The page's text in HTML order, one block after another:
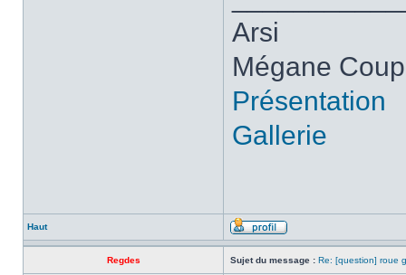
Arsi
Mégane
Présentation
Gallerie
Haut
Regdes Sujet du message : Re: [question] roue